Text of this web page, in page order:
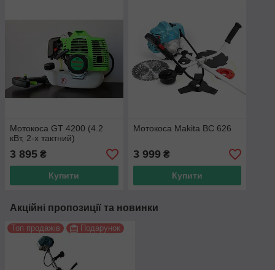
Мотокоса GT 4200 (4.2
кВт, 2-х тактний)
3 895 ₴
Купити
Мотокоса Makita BC 626
3 999₴
Купити
Акційні пропозиції та новинки
Топ продажів Подарунок